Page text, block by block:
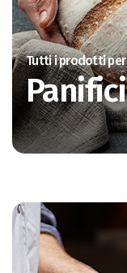
Tutti i prodotti per
Panifici